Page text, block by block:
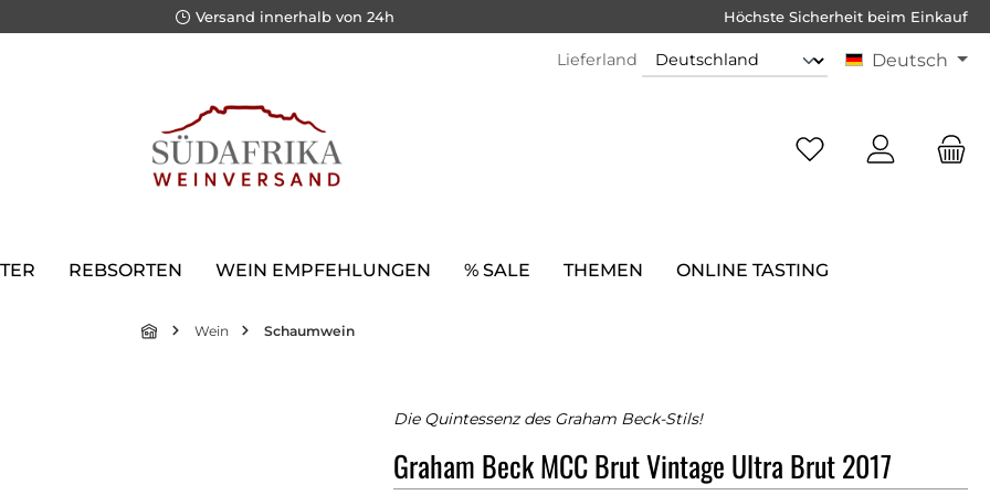
Versand innerhalb von 24h Höchste Sicherheit beim Einkauf
Lieferland Deutsch
REBSORTEN WEIN EMPFEHLUNGEN % SALE THEMEN ONLINE TASTING
Wein Schaumwein
Die Quintessenz des Graham Beck-Stils!
Graham Beck MCC Brut Vintage Ultra Brut 2017